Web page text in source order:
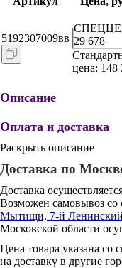
5192307009вв 29 678
цена: 148
Описание
Оплата и доставка
Раскрыть описание
Доставка по
Доставка
Возможен самовывоз со
Мытищи, 7-й Ленинский
Московской области
Цена товара указана со
на доставку в другие